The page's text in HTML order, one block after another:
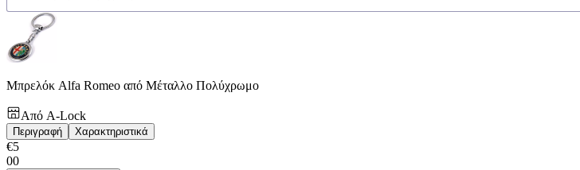
Μπρελόκ Alfa Romeo από Μέταλλο Πολύχρωμο
Από A-Lock
Περιγραφή Χαρακτηριστικά
€5
00